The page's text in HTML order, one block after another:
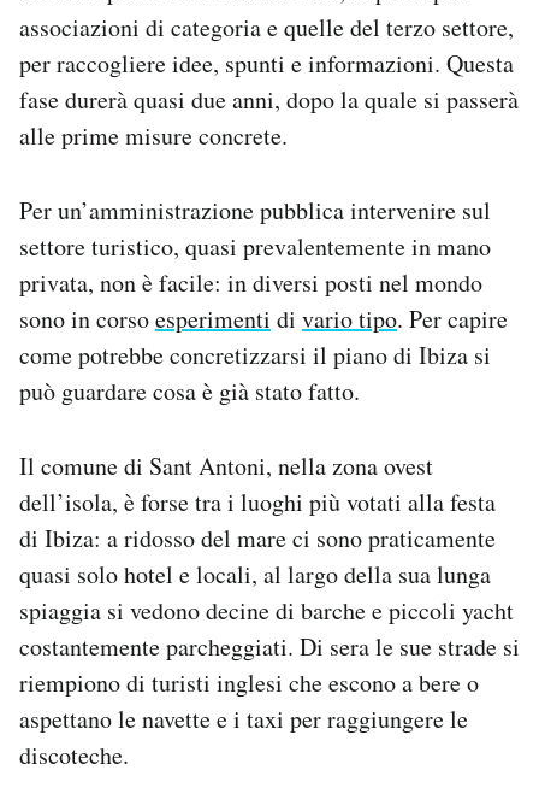
associazioni di categoria e quelle del terzo settore,
per raccogliere idee, spunti e informazioni. Questa
fase durerà quasi due anni, dopo la quale si passerà
alle prime misure concrete.
Per un’amministrazione pubblica intervenire sul
settore turistico, quasi prevalentemente in mano
privata, non è facile: in diversi posti nel mondo
sono in corsoesperimenti di vario tipo. Per capire
come potrebbe concretizzarsi il piano di Ibiza si
può guardare cosa è già stato fatto.
Il comune di Sant Antoni, nella zona ovest
dell’isola, è forse tra i luoghi più votati alla festa
di Ibiza: a ridosso del mare ci sono praticamente
quasi solo hotel e locali, al largo della sua lunga
spiaggia si vedono decine di barche e piccoli yacht
costantemente parcheggiati. Di sera le sue strade si
riempiono di turisti inglesi che escono a bere o
aspettano le navette e i taxi per raggiungere le
discoteche.